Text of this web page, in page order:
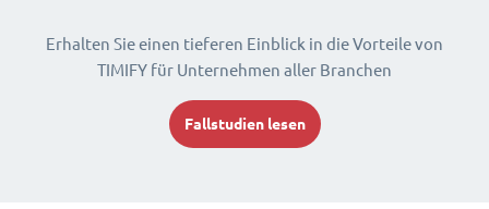
Erhalten Sie einen tieferen Einblick in die Vorteile von
TIMIFY für Unternehmen aller Branchen
Fallstudien lesen